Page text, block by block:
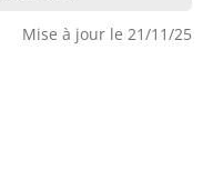
Mise à jour le 21/11/25